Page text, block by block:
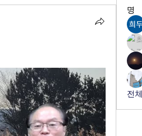
명
전